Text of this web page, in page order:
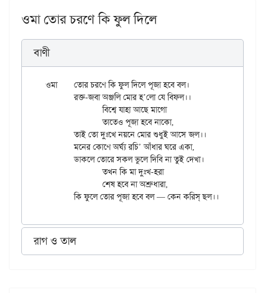
ওমা তোর চরণে কি ফুল দিলে
বাণী
ওমা	তোর চরণে কি ফুল দিলে পূজা হবে বল।
	রক্ত-জবা অঞ্জলি মোর হ’লো যে বিফল।।
		বিশ্বে যাহা আছে মাগো
		তাতেও পূজা হবে নাকো,
	তাই তো দুঃখে নয়নে মোর শুধুই আসে জল।।
	মনের কোণে অর্ঘ্য রচি’ আঁধার ঘরে একা,
	ডাকলে তোরে সকল ভুলে দিবি না তুই দেখা।
		তখন কি মা দুঃখ-হরা
রাগ ও তাল